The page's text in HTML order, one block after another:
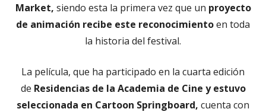
Market, siendo esta la primera vez que un proyecto
de animación recibe este reconocimientoen toda
la historia del festival.
La película, que ha participado en la cuarta edición
de Residencias de la Academia de Cine y estuvo
seleccionada en Cartoon Springboard, cuenta con